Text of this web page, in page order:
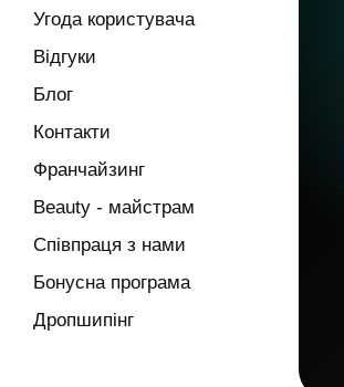
Угода користувача
Відгуки
Блог
Контакти
Франчайзинг
Beauty - майстрам
Співпраця з нами
Бонусна програма
Дропшипінг